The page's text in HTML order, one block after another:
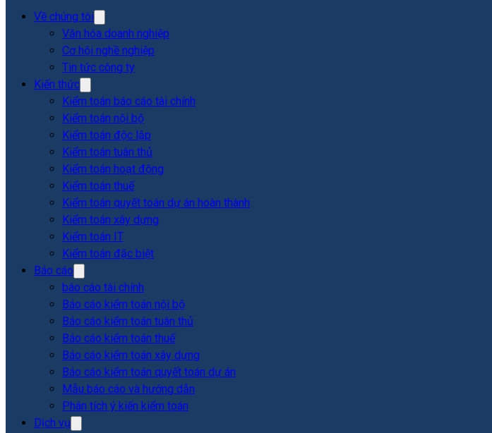
Về chúng tôi
Văn hóa doanh nghiệp
Cơ hội nghề nghiệp
Tin tức công ty
Kiến thức
Kiểm toán báo cáo tài chính
Kiểm toán nội bộ
Kiểm toán độc lập
Kiểm toán tuân thủ
Kiểm toán hoạt động
Kiểm toán thuế
Kiểm toán quyết toán dự án hoàn thành
Kiểm toán xây dựng
Kiểm toán IT
Kiểm toán đặc biệt
Báo cáo
báo cáo tài chính
Báo cáo kiểm toán nội bộ
Báo cáo kiểm toán tuân thủ
Báo cáo kiểm toán thuế
Báo cáo kiểm toán xây dựng
Báo cáo kiểm toán quyết toán dự án
Mẫu báo cáo và hướng dẫn
Phân tích ý kiến kiểm toán
Dịch vụ